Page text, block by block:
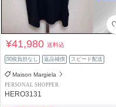
¥41,980送料込
関税負担なし 返品補償 スピード配送
Maison Margiela
PERSONAL SHOPPER
HERO3131